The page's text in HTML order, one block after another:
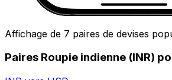
Affichage de 7 paires de devises
Paires Roupie indienne (INR)